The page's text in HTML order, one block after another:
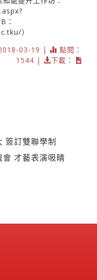
：
）
03-19 |
點閱：
1544 |
下載：
簽訂雙聯學制
才藝表演吸睛